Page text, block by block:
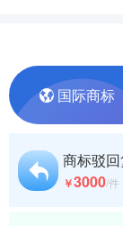
国际商标
商标驳
￥3000/件